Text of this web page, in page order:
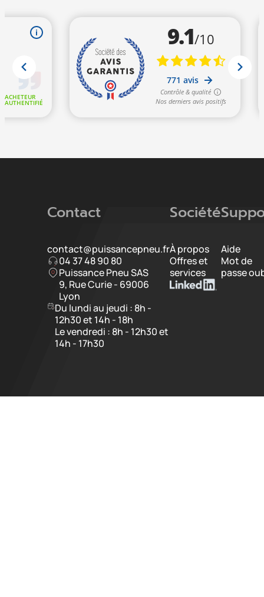
Contact
contact@puissancepneu.fr
04 37 48 90 80
Puissance Pneu SAS
9, Rue Curie - 69006
Lyon
Du lundi au jeudi : 8h -
12h30 et 14h - 18h
Le vendredi : 8h - 12h30 et
14h - 17h30
Société
À propos
Offres et
services
Aide
Mot de
passe